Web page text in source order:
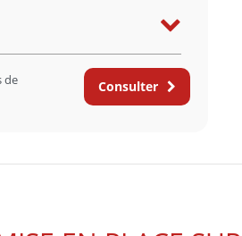
de
Consulter